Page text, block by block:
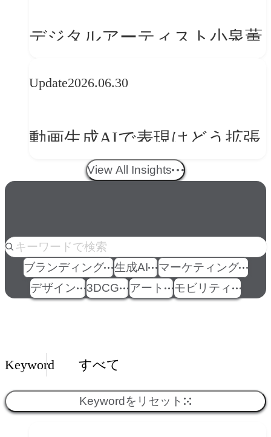
デジタルアーティスト小泉薫
ークフロー設計と「ノイズと
Update2026.06.30
動画生成AIで表現はどう拡張
する？映像ディレクター橋本
View All Insights
人気のkeyword
ブランディング 生成AI
マーケティング
デザイン
3DCG アート モビリティ
Insights一覧
Keyword すべて
Keywordをリセット